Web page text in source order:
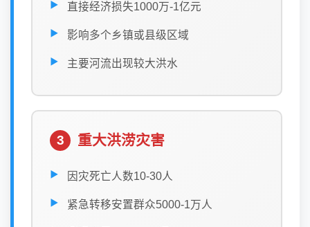
直接经济损失1000万-1亿元
影响多个乡镇或县级区域
主要河流出现较大洪水
3 重大洪涝灾害
因灾死亡人数10-30人
紧急转移安置群众5000-1万人